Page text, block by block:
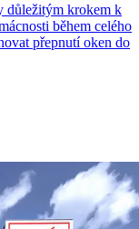
důležitým krokem k
během celého
přepnutí oken do